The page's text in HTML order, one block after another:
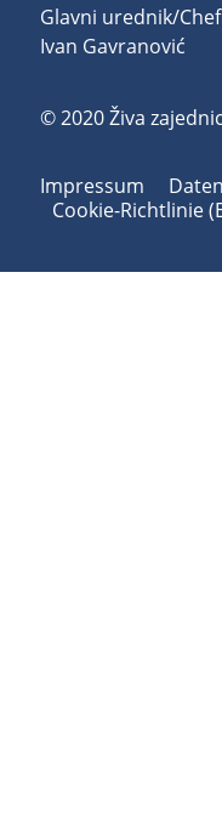
Glavni urednik/
Ivan Gavranović
© 2020 Živa
Impressum
Cookie-Richtlinie